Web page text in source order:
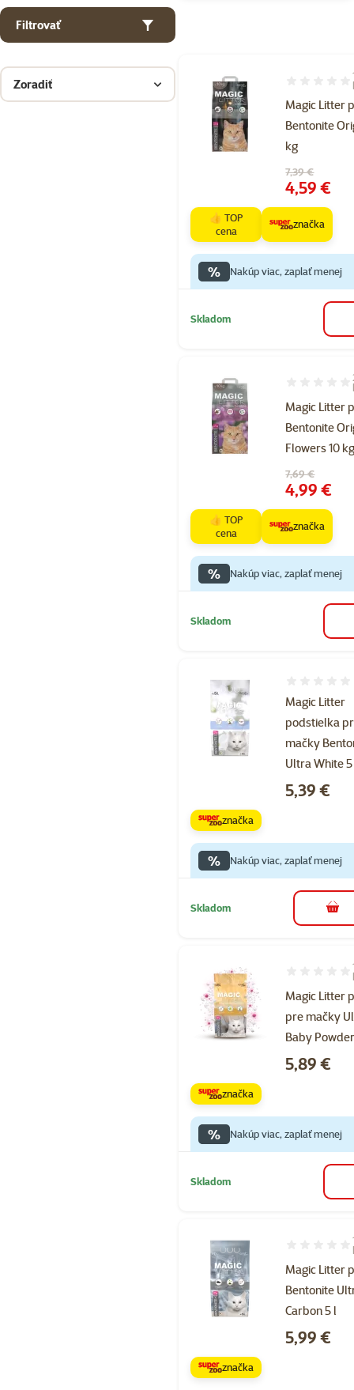
Filtrovať
Zoradiť
Magic Litter
Bentonite
kg
Hodnotenie
Pôvodná cena
7,39 €
Cena
4,59 €
👍 TOP
cena
značka
% Nakúp viac, zaplať menej
Skladom
Magic Litter
Bentonite
Flowers 10
Hodnotenie
Pôvodná cena
7,69 €
Cena
4,99 €
👍 TOP
cena
značka
% Nakúp viac, zaplať menej
Skladom
Magic Litter
podstielka
mačky
Ultra White
Cena
5,39 €
značka
% Nakúp viac, zaplať menej
Skladom do
Magic Litter
pre mačky
Baby
Hodnotenie
Cena
5,89 €
značka
% Nakúp viac, zaplať menej
Skladom
Magic Litter
Bentonite
Carbon 5 l
Hodnotenie
Cena
5,99 €
značka